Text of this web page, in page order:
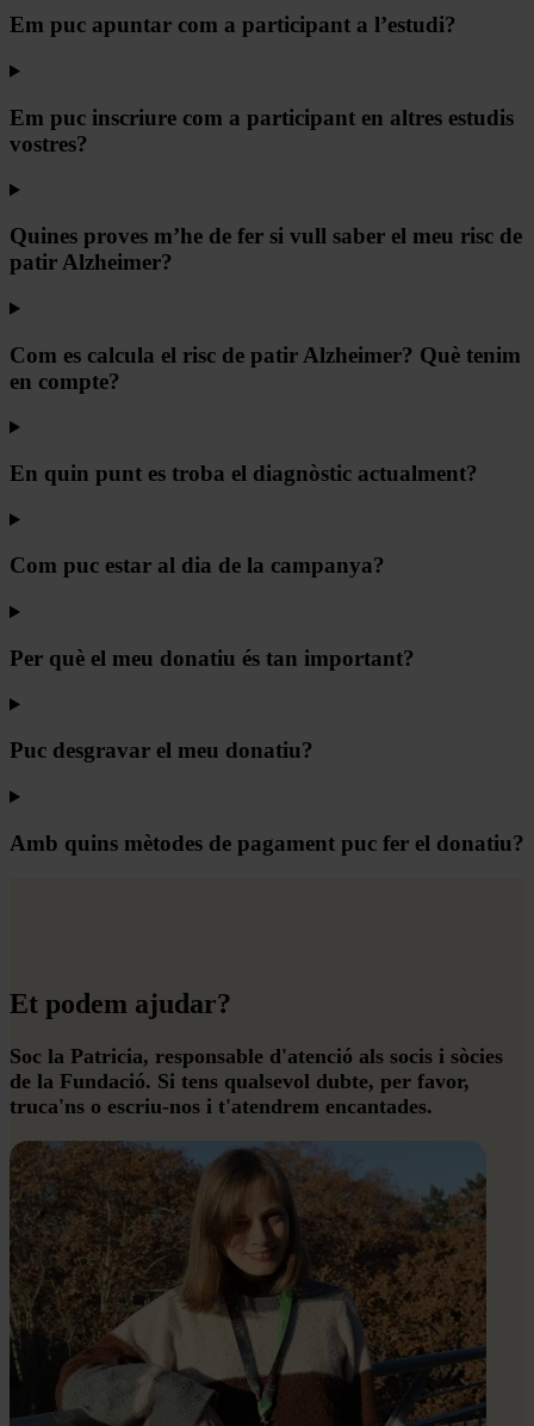
Em puc apuntar com a participant a l’estudi?
Em puc inscriure com a participant en altres estudis
vostres?
Quines proves m’he de fer si vull saber el meu risc de
patir Alzheimer?
Com es calcula el risc de patir Alzheimer? Què tenim
en compte?
En quin punt es troba el diagnòstic actualment?
Com puc estar al dia de la campanya?
Per què el meu donatiu és tan important?
Puc desgravar el meu donatiu?
Amb quins mètodes de pagament puc fer el donatiu?
Et podem ajudar?
Soc la Patricia, responsable d'atenció als socis i sòcies
de la Fundació. Si tens qualsevol dubte, per favor,
truca'ns o escriu-nos i t'atendrem encantades.